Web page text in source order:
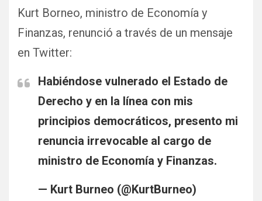
Kurt Borneo, ministro de Economía y
Finanzas, renunció a través de un mensaje
en Twitter:
Habiéndose vulnerado el Estado de
Derecho y en la línea con mis
principios democráticos, presento mi
renuncia irrevocable al cargo de
ministro de Economía y Finanzas.
— Kurt Burneo (@KurtBurneo)